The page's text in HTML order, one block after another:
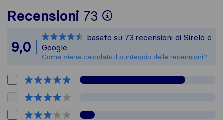
Recensioni 73
Per avere un
Tutte le
9,0
basato su 73 recensioni di Sirelo e
Google
Come viene calcolato il punteggio delle recensioni?